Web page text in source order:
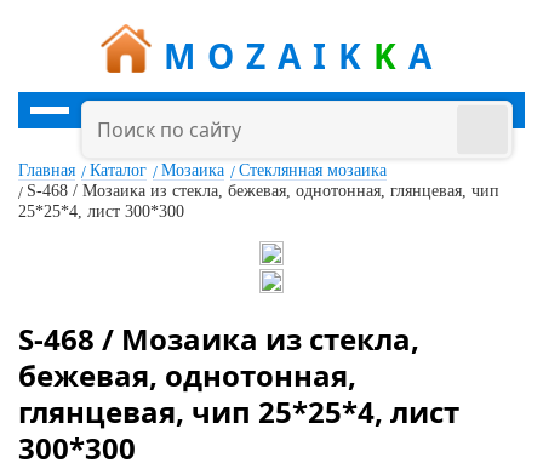
MOZAIK K A
Главная Каталог Мозаика
Стеклянная мозаика
S-468 / Мозаика из стекла, бежевая, однотонная, глянцевая, чип
25*25*4, лист 300*300
S-468 / Мозаика из стекла,
бежевая, однотонная,
глянцевая, чип 25*25*4, лист
300*300